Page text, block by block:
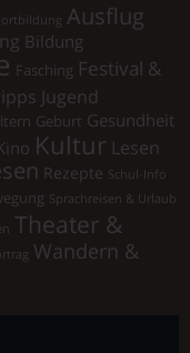
Ausflug
Bildung
Fasching Festival &
Jugend
Geburt Gesundheit
Kultur Lesen
Rezepte Schul-Info
Sprachreisen & Urlaub
Theater &
Wandern &